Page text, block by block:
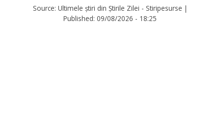
Source: Ultimele știri din Știrile Zilei - Stiripesurse |
Published: 09/08/2026 - 18:25